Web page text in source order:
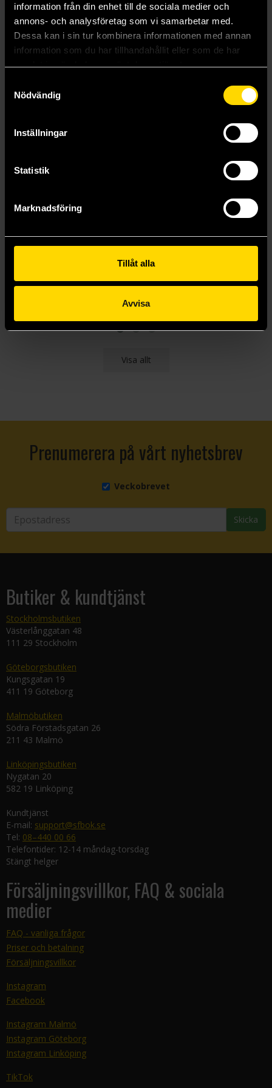
information från din enhet till de sociala medier och
annons- och analysföretag som vi samarbetar med.
Dessa kan i sin tur kombinera informationen med annan
information som du har tillhandahållit eller som de har
samlat in när du har använt deras tjänster.
Nödvändig
Inställningar
Statistik
Marknadsföring
Tillåt alla
Avvisa
Mer från Matt Dinniman
A Parade of Horribles Dungeon Crawler Carl
239 kr
Visa allt
Prenumerera på vårt nyhetsbrev
Veckobrevet
Skicka
Butiker & kundtjänst
Stockholmsbutiken
Västerlånggatan 48
111 29 Stockholm
Göteborgsbutiken
Kungsgatan 19
411 19 Göteborg
Malmöbutiken
Södra Förstadsgatan 26
211 43 Malmö
Linköpingsbutiken
Nygatan 20
582 19 Linköping
Kundtjänst
E-mail: support@sfbok.se
Tel: 08–440 00 66
Telefontider: 12-14 måndag-torsdag
Stängt helger
Försäljningsvillkor, FAQ & sociala
medier
FAQ - vanliga frågor
Priser och betalning
Försäljningsvillkor
Instagram
Facebook
Instagram Malmö
Instagram Göteborg
Instagram Linköping
TikTok